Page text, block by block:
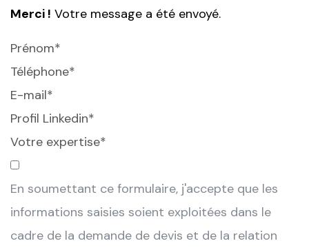
Merci ! Votre message a été envoyé.
En soumettant ce formulaire, j'accepte que les
informations saisies soient exploitées dans le
cadre de la demande de devis et de la relation